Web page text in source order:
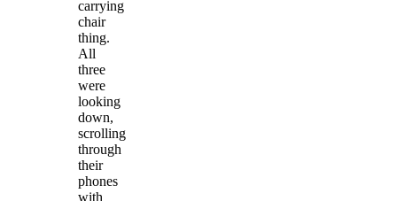
carrying
chair
thing.
All
three
were
looking
down,
scrolling
through
their
phones
with